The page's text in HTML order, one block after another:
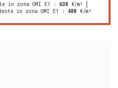
in zona OMI E1 : 638 €/m²
in zona OMI E1
: 480 €/m²